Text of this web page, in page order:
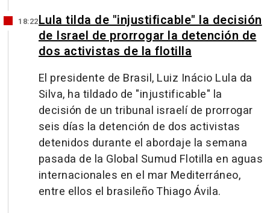
18:22Lula tilda de "injustificable" la decisión
de Israel de prorrogar la detención de
dos activistas de la flotilla
El presidente de Brasil, Luiz Inácio Lula da
Silva, ha tildado de "injustificable" la
decisión de un tribunal israelí de prorrogar
seis días la detención de dos activistas
detenidos durante el abordaje la semana
pasada de la Global Sumud Flotilla en aguas
internacionales en el mar Mediterráneo,
entre ellos el brasileño Thiago Ávila.